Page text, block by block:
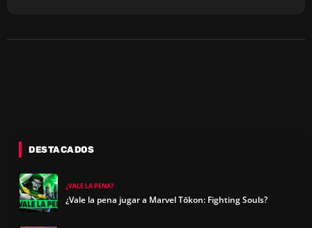
DESTACADOS
¿VALE LA PENA?
¿Vale la pena jugar a Marvel Tōkon: Fighting Souls?